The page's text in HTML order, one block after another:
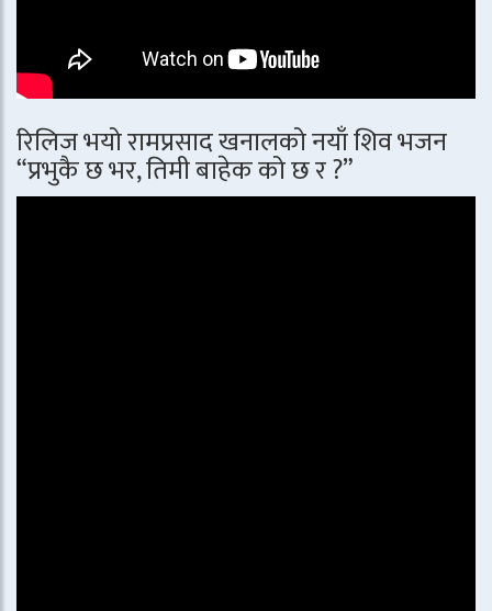
रिलिज भयो रामप्रसाद खनालको नयाँ शिव भजन
“प्रभुकै छ भर, तिमी बाहेक को छ र ?”